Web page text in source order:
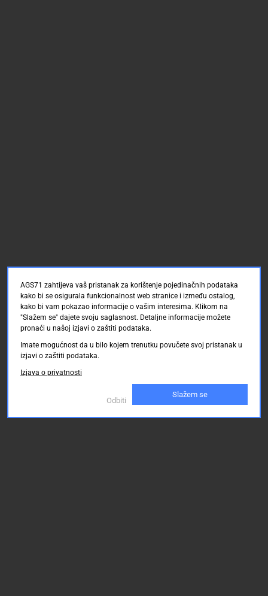
AGS71 zahtijeva vaš pristanak za korištenje pojedinačnih podataka
kako bi se osigurala funkcionalnost web stranice i između ostalog,
kako bi vam pokazao informacije o vašim interesima. Klikom na
"Slažem se" dajete svoju saglasnost. Detaljne informacije možete
pronaći u našoj izjavi o zaštiti podataka.
Imate mogućnost da u bilo kojem trenutku povučete svoj pristanak u
izjavi o zaštiti podataka.
Izjava o privatnosti
Odbiti
Slažem se